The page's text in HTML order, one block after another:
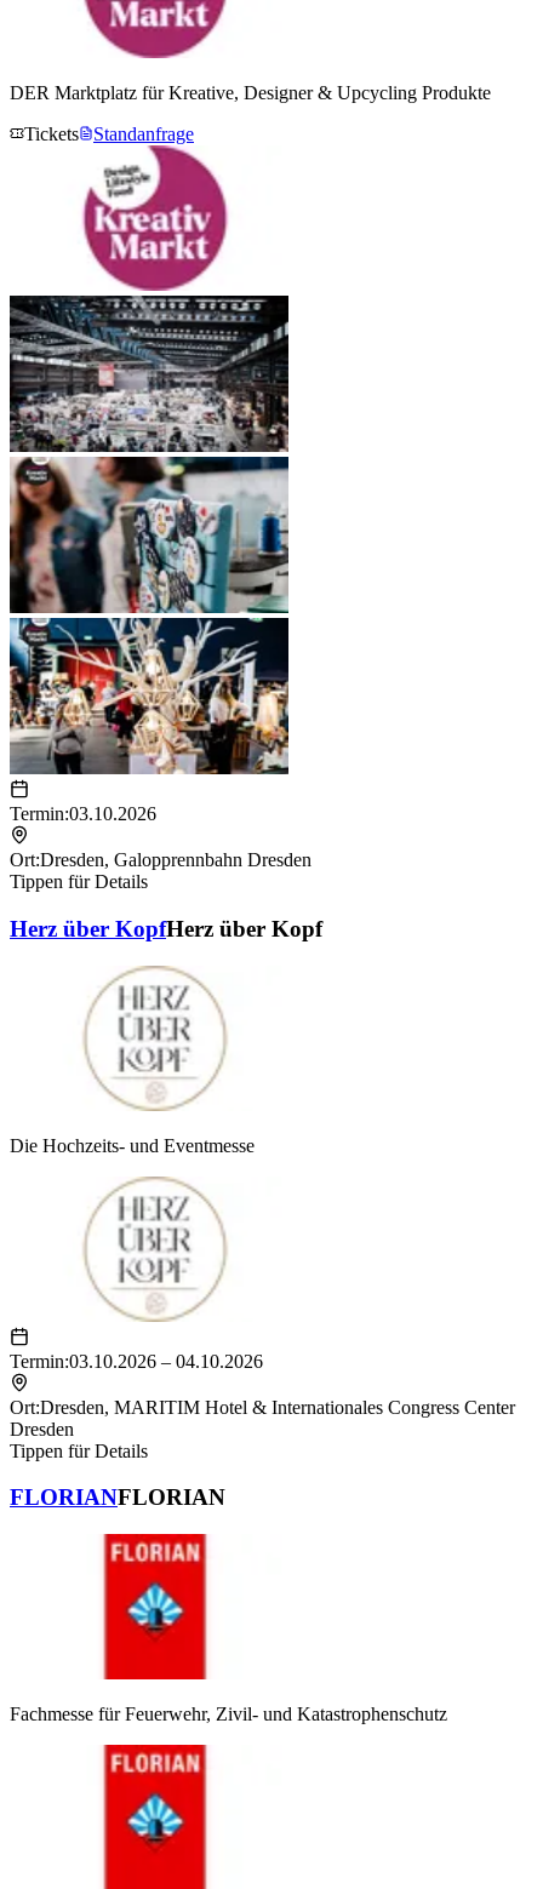
DER Marktplatz für Kreative, Designer & Upcycling Produkte
Tickets
Standanfrage
Termin:03.10.2026
Ort:Dresden, Galopprennbahn Dresden
Tippen für Details
Herz über KopfHerz über Kopf
Die Hochzeits- und Eventmesse
Termin:03.10.2026 – 04.10.2026
Ort:Dresden, MARITIM Hotel & Internationales Congress Center
Dresden
Tippen für Details
FLORIANFLORIAN
Fachmesse für Feuerwehr, Zivil- und Katastrophenschutz